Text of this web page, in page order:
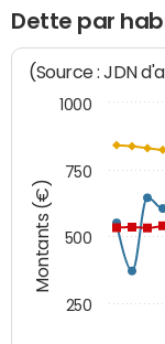
Dette par
Montants (€)
(Source : JDN
1000
250
500
750